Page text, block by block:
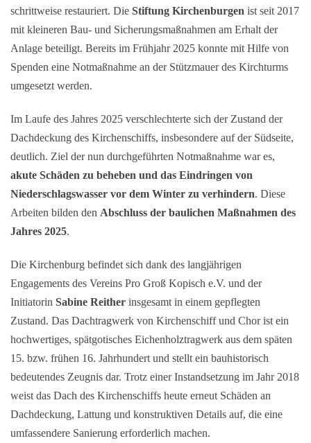
schrittweise restauriert. Die Stiftung Kirchenburgen ist seit 2017
mit kleineren Bau- und Sicherungsmaßnahmen am Erhalt der
Anlage beteiligt. Bereits im Frühjahr 2025 konnte mit Hilfe von
Spenden eine Notmaßnahme an der Stützmauer des Kirchturms
umgesetzt werden.
Im Laufe des Jahres 2025 verschlechterte sich der Zustand der
Dachdeckung des Kirchenschiffs, insbesondere auf der Südseite,
deutlich. Ziel der nun durchgeführten Notmaßnahme war es,
akute Schäden zu beheben und das Eindringen von
Niederschlagswasser vor dem Winter zu verhindern. Diese
Arbeiten bilden den Abschluss der baulichen Maßnahmen des
Jahres 2025.
Die Kirchenburg befindet sich dank des langjährigen
Engagements des Vereins Pro Groß Kopisch e.V. und der
Initiatorin Sabine Reither insgesamt in einem gepflegten
Zustand. Das Dachtragwerk von Kirchenschiff und Chor ist ein
hochwertiges, spätgotisches Eichenholztragwerk aus dem späten
15. bzw. frühen 16. Jahrhundert und stellt ein bauhistorisch
bedeutendes Zeugnis dar. Trotz einer Instandsetzung im Jahr 2018
weist das Dach des Kirchenschiffs heute erneut Schäden an
Dachdeckung, Lattung und konstruktiven Details auf, die eine
umfassendere Sanierung erforderlich machen.